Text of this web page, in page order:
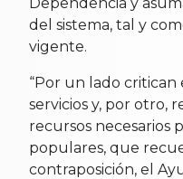
del sistema, tal y
vigente.
“Por un lado
servicios y, por otro,
recursos necesarios
populares, que
contraposición, el